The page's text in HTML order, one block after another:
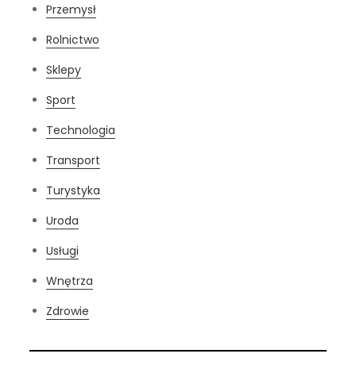
Przemysł
Rolnictwo
Sklepy
Sport
Technologia
Transport
Turystyka
Uroda
Usługi
Wnętrza
Zdrowie